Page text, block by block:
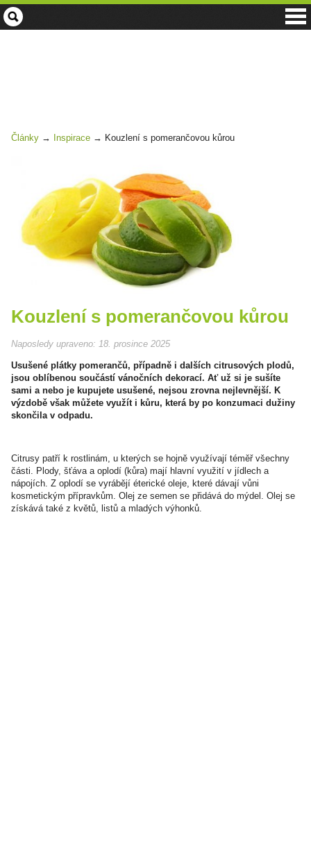
Zahrada
-
Články → Inspirace → Kouzlení s pomerančovou kůrou
Kouzlení s pomerančovou kůrou
Naposledy upraveno: 18. prosince 2025
Usušené plátky pomerančů, případně i dalších citrusových plodů,
jsou oblíbenou součástí vánočních dekorací. Ať už si je sušíte
sami a nebo je kupujete usušené, nejsou zrovna nejlevnější. K
výzdobě však můžete využít i kůru, která by po konzumaci dužiny
skončila v odpadu.
Citrusy patří k rostlinám, u kterých se hojně využívají téměř všechny
části. Plody, šťáva a oplodí (kůra) mají hlavní využití v jídlech a
nápojích. Z oplodí se vyrábějí éterické oleje, které dávají vůni
kosmetickým přípravkům. Olej ze semen se přidává do mýdel. Olej se
získává také z květů, listů a mladých výhonků.